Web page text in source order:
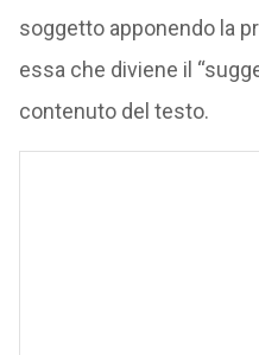
soggetto apponendo la
essa che diviene il
contenuto del testo.